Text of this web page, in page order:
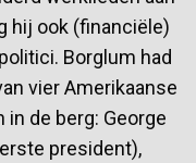
hij ook (financiële)
Borglum had
vier Amerikaanse
de berg: George
president),